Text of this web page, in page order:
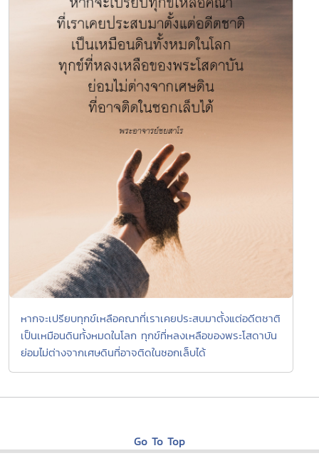
หากจะเปรียบทุกข์เหลือคณาที่เราเคยประสบมาตั้งแต่อดีตชาติ
เป็นเหมือนดินทั้งหมดในโลก ทุกข์ที่หลงเหลือของพระโสดาบัน
ย่อมไม่ต่างจากเศษดินที่อาจติดในซอกเล็บได้
Go To Top